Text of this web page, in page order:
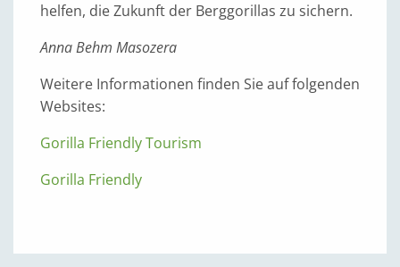
helfen, die Zukunft der Berggorillas zu sichern.
Anna Behm Masozera
Weitere Informationen finden Sie auf folgenden
Websites:
Gorilla Friendly Tourism
Gorilla Friendly